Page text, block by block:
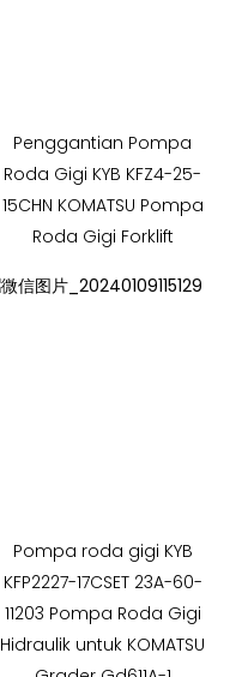
Penggantian Pompa
Roda Gigi KYB KFZ4-25-
15CHN KOMATSU Pompa
Roda Gigi Forklift
Pompa roda gigi KYB
KFP2227-17CSET 23A-60-
11203 Pompa Roda Gigi
Hidraulik untuk KOMATSU